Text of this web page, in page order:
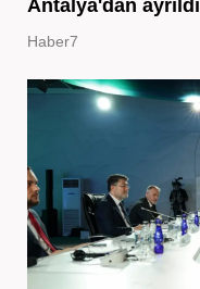
Antalya'dan ayrıldı
Haber7